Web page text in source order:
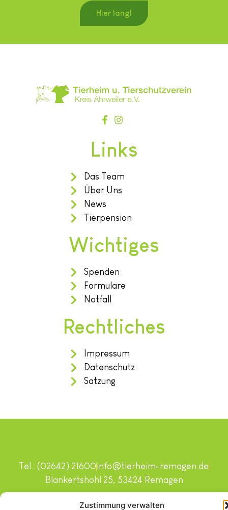
Zustimmung verwalten
Hier lang!
Links
Das Team
Über Uns
News
Tierpension
Wichtiges
Spenden
Formulare
Notfall
Rechtliches
Impressum
Datenschutz
Satzung
Copyright © 2024. Alle Rechte vorbehalten.
Tel.: (02642) 21600info@tierheim-remagen.de
Blankertshohl 25, 53424 Remagen